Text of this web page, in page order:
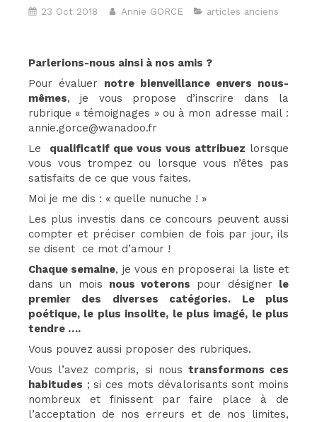
23 Oct 2018 Annie GORCE articles anciens
Parlerions-nous ainsi à nos amis ?
Pour évaluer notre bienveillance envers nous-
mêmes, je vous propose d’inscrire dans la
rubrique « témoignages » ou à mon adresse mail :
annie.gorce@wanadoo.fr
Le qualificatif que vous vous attribuez lorsque
vous vous trompez ou lorsque vous n’êtes pas
satisfaits de ce que vous faites.
Moi je me dis : « quelle nunuche ! »
Les plus investis dans ce concours peuvent aussi
compter et préciser combien de fois par jour, ils
se disent ce mot d’amour !
Chaque semaine, je vous en proposerai la liste et
dans un mois nous voterons pour désigner le
premier des diverses catégories. Le plus
poétique, le plus insolite, le plus imagé, le plus
tendre ….
Vous pouvez aussi proposer des rubriques.
Vous l’avez compris, si nous transformons ces
habitudes ; si ces mots dévalorisants sont moins
nombreux et finissent par faire place à de
l’acceptation de nos erreurs et de nos limites,